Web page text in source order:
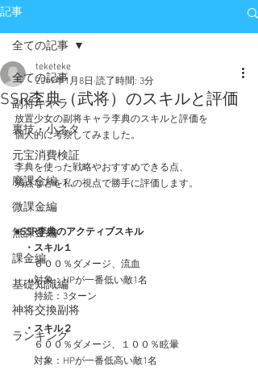
記事
全ての記事
副将キャラ
裏技・小ネタ
元宝消費検証
廃課金編
微課金編
無課金編
課金編
基礎知識編
神将交換副将
ランキング
全ての記事
SSR李典（武将）のスキルと評価
teketeke
2019年1月8日 読了時間: 3分
放置少女の副将キャラ李典のスキルと評価を
個人的に考察してみました。
李典を使った戦略やおすすめできる点、
弱点などを私の視点で勝手に評価します。
●SSR李典のアクティブスキル
・スキル１
６００％ダメージ、流血
対象：HPが一番低い敵1名
持続：3ターン
・スキル２
６００％ダメージ、１００％眩暈
対象：HPが一番低高い敵1名